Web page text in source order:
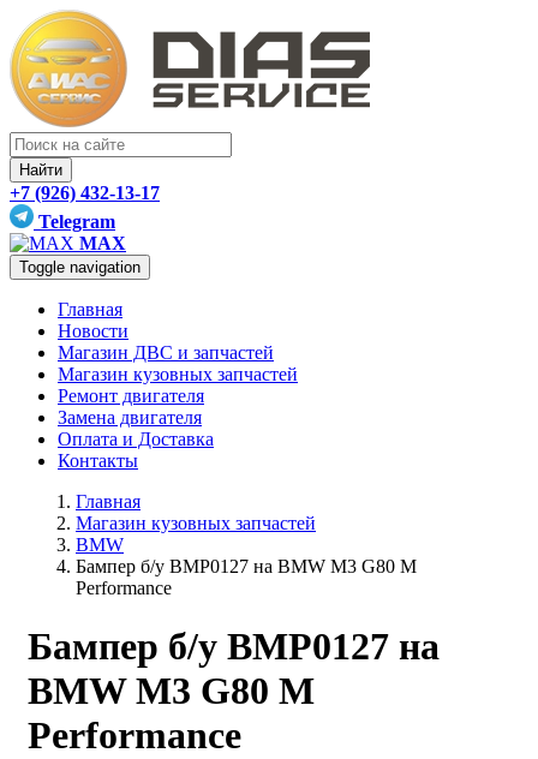
Найти
+7 (926) 432-13-17
Telegram
MAX
Toggle navigation
Главная
Новости
Магазин ДВС и запчастей
Магазин кузовных запчастей
Ремонт двигателя
Замена двигателя
Оплата и Доставка
Контакты
Главная
Магазин кузовных запчастей
BMW
Бампер б/у BMP0127 на BMW M3 G80 M
Performance
Бампер б/у BMP0127 на
BMW M3 G80 M
Performance